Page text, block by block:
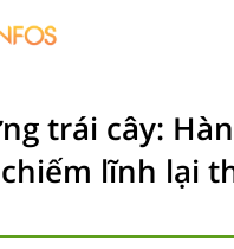
trái cây:
lĩnh lại